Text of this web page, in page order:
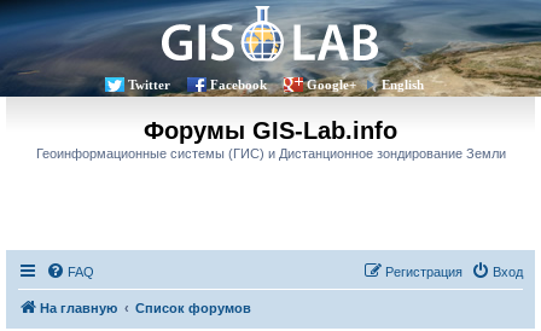
Twitter Facebook Google+ English
Форумы GIS-Lab.info
Геоинформационные системы (ГИС) и Дистанционное зондирование Земли
FAQ Вход
Регистрация
На главную Список форумов